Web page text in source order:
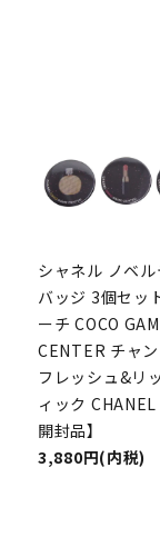
シャネル ノベル
バッジ 3個セッ
ーチ COCO
CENTER チャ
フレッシュ&リ
ィック
開封品】
3,880円(内税)